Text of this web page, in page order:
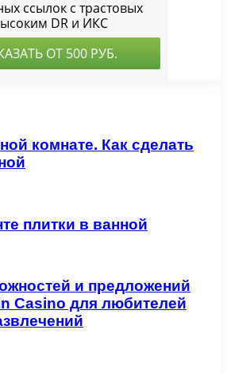
комнате. Как сделать
плитки в ванной
и предложений
Casino для любителей